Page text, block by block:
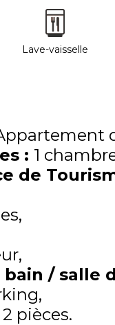
Lave-vaisselle
: 1
de
/ salle
2 pièces